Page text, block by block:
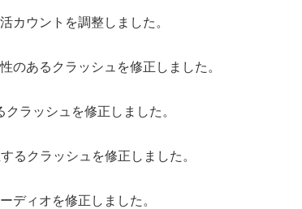
カウントを調整しました。
のあるクラッシュを修正しました。
ラッシュを修正しました。
るクラッシュを修正しました。
ディオを修正しました。